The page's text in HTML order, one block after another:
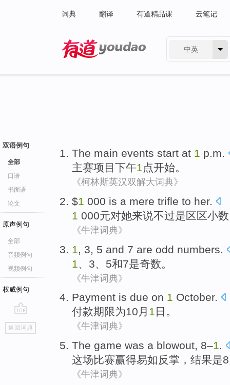
词典 翻译 有道精品课 云笔记
中英
双语例句
全部
口语
书面语
论文
原声例句
全部
音频例句
视频例句
权威例句
go
top
返回词典
The main events start at 1 p.m.
主赛项目下午1点开始。
《柯林斯英汉双解大词典》
$1 000 is a mere trifle to her.
1 000元对她来说不过是区区小数
《牛津词典》
1 3 5 and 7 are odd numbers
1
3 5和7是奇数 。
《牛津词典》
Payment is due on 1 October.
付款期限为10 月 1 日。
《牛津词典》
The game was a blowout, 8–1.
这场比赛赢得易如反掌 ，结果是8
《牛津词典》